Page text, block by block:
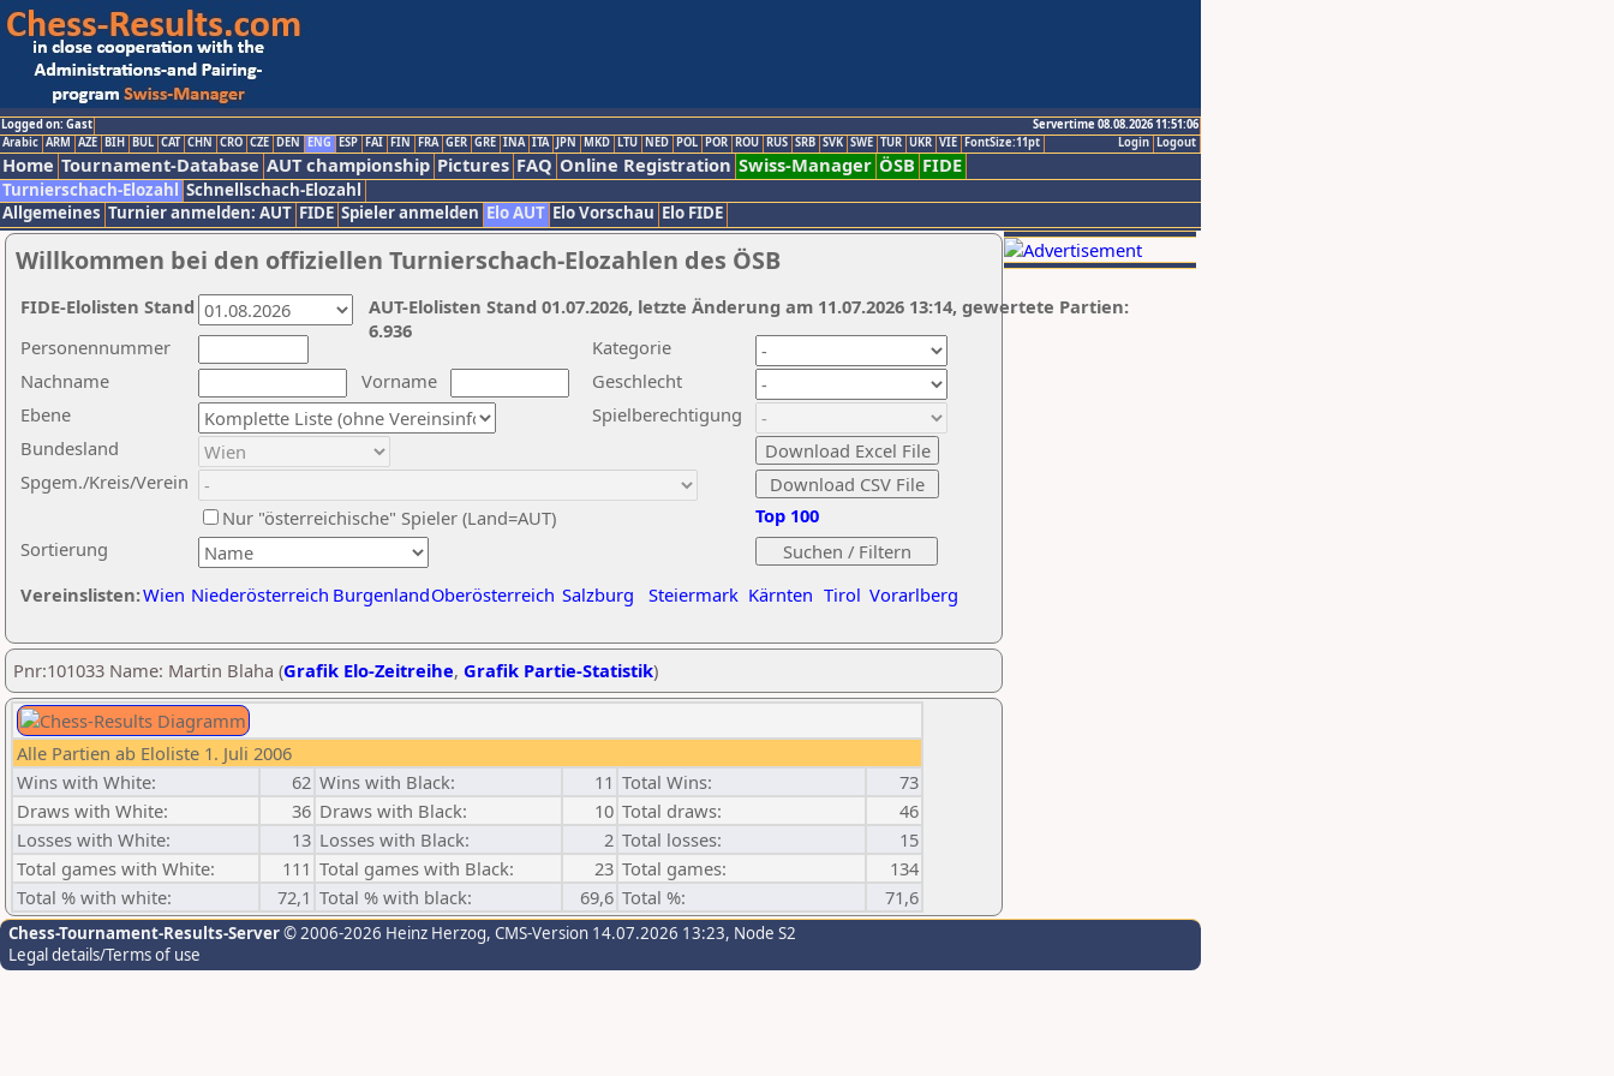
Logged on: Gast
Servertime 08.08.2026 11:51:06
Logout
Login
Arabic ARM AZE BIH BUL CAT CHN CRO CZE DEN ENG ESP FAI FIN FRA GER GRE INA ITA JPN MKD LTU NED POL POR ROU RUS SRB SVK SWE TUR UKR VIE FontSize:11pt
Home Tournament-Database AUT championship Pictures FAQ Online Registration Swiss-Manager ÖSB FIDE
Turnierschach-Elozahl Schnellschach-Elozahl
Allgemeines Turnier anmelden: AUT FIDE Spieler anmelden Elo AUT Elo Vorschau Elo FIDE
Willkommen bei den offiziellen Turnierschach-Elozahlen des ÖSB
Nachname
Vorname
Ebene
Kategorie
Sortierung
Personennummer
Bundesland
Spgem./Kreis/Verein
Geschlecht
Nur "österreichische" Spieler (Land=AUT)
Spielberechtigung
Vereinslisten:Wien Niederösterreich BurgenlandOberösterreich Salzburg Steiermark Kärnten Tirol Vorarlberg
Top 100
AUT-Elolisten Stand 01.07.2026, letzte Änderung am 11.07.2026 13:14, gewertete Partien:
6.936
FIDE-Elolisten Stand
Pnr:101033 Name: Martin Blaha (Grafik Elo-Zeitreihe, Grafik Partie-Statistik)
Alle Partien ab Eloliste 1. Juli 2006
Wins with White:
62 Wins with Black: 11 Total Wins:
73
Draws with White:
36 Draws with Black: 10 Total draws:
46
Losses with White:
13 Losses with Black: 2 Total losses:
15
Total games with White:
111 Total games with Black: 23 Total games:
134
Total % with white:
72,1 Total % with black: 69,6 Total %: 71,6
Chess-Tournament-Results-Server© 2006-2026 Heinz Herzog, CMS-Version 14.07.2026 13:23, Node S2
Legal details/Terms of use